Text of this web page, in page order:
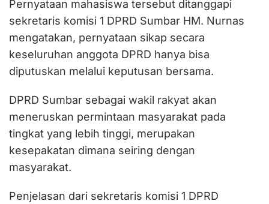
Pernyataan mahasiswa tersebut ditanggapi
sekretaris komisi 1 DPRD Sumbar HM. Nurnas
mengatakan, pernyataan sikap secara
keseluruhan anggota DPRD hanya bisa
diputuskan melalui keputusan bersama.
DPRD Sumbar sebagai wakil rakyat akan
meneruskan permintaan masyarakat pada
tingkat yang lebih tinggi, merupakan
kesepakatan dimana seiring dengan
masyarakat.
Penjelasan dari sekretaris komisi 1 DPRD